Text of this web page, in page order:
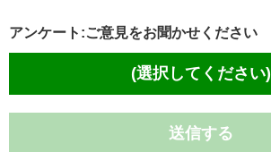
アンケート:ご意見をお聞かせください
(選択してください)
送信する